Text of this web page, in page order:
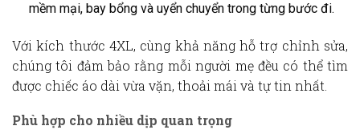
mềm mại, bay bổng và uyển chuyển trong từng bước đi.
Vớikích thước 4XL, cùng khả năng hỗ trợ chỉnh sửa,
chúng tôi đảm bảo rằng mỗi người mẹ đều có thể tìm
được chiếc áo dài vừa vặn, thoải mái và tự tin nhất.
Phù hợp cho nhiều dịp quan trọng